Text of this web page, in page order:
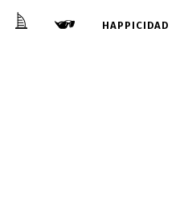
HAPPICIDAD